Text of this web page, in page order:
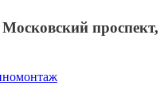
проспект,